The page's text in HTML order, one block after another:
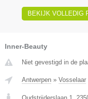
BEKIJK VOLLEDIG
Inner-Beauty
Niet gevestigd in de
Antwerpen » Vosselaar